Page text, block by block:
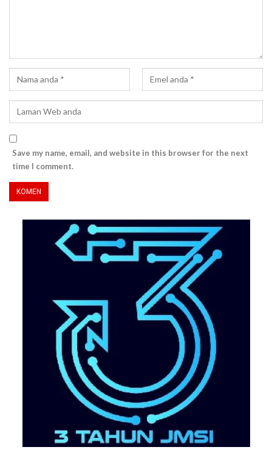
Save my name, email, and website in this browser for the next
time I comment.